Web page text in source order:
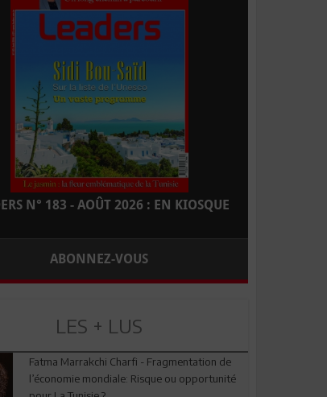
N° 183 - AOÛT 2026 : EN KIOSQUE
ABONNEZ-VOUS
LES + LUS
Fatma Marrakchi Charfi - Fragmentation de
l’économie mondiale: Risque ou opportunité